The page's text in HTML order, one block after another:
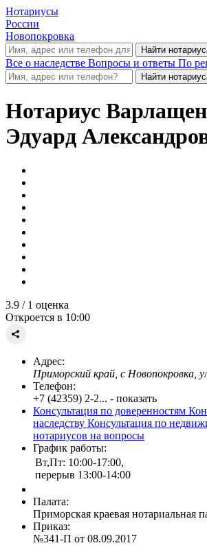
Нотариусы
России
Новопокровка
Все о наследстве Вопросы и ответы По
Нотариус
Эдуард
3.9 / 1 оценка
Откроется в 10:00
Адрес:
Приморский край, с Новопокровка,
Телефон:
+7 (42359) 2-2... - показать
Консультация по доверенностям
наследству Консультация по
нотариусов на вопросы
График работы:
Вт,Пт: 10:00-17:00,
перерыв 13:00-14:00
Палата:
Приморская краевая нотариальная
Приказ:
№341-П от 08.09.2017